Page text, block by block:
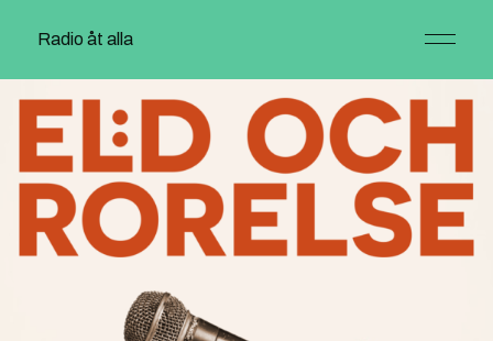
Radio åt alla